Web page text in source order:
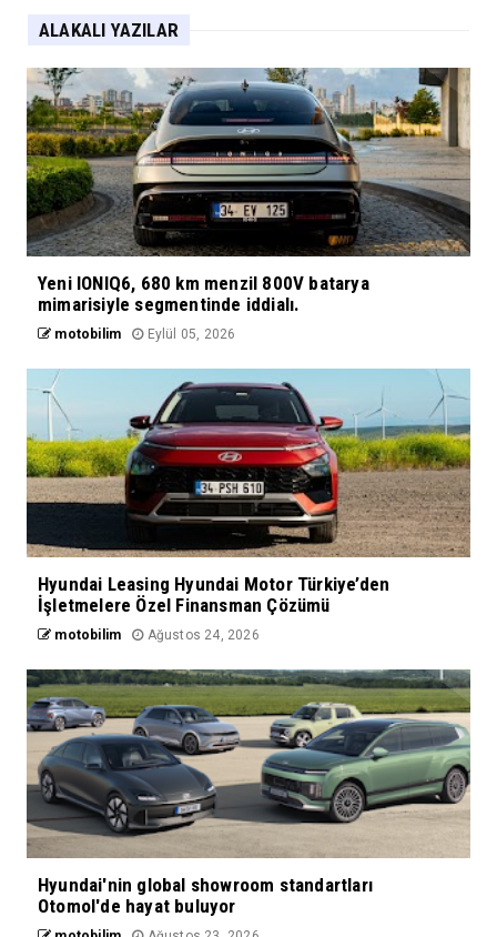
ALAKALI YAZILAR
Yeni IONIQ6, 680 km menzil 800V batarya
mimarisiyle segmentinde iddialı.
motobilim Eylül 05, 2026
Hyundai Leasing Hyundai Motor Türkiye’den
İşletmelere Özel Finansman Çözümü
motobilim Ağustos 24, 2026
Hyundai'nin global showroom standartları
Otomol'de hayat buluyor